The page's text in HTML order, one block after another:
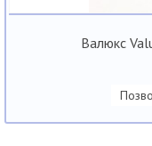
Валюкс